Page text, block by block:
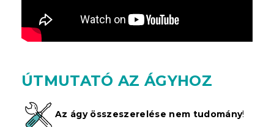
ÚTMUTATÓ AZ ÁGYHOZ
Az ágy összeszerelése nem tudomány!